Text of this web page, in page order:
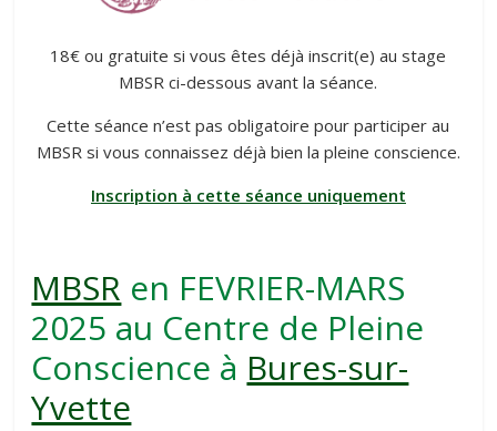
18€ ou gratuite si vous êtes déjà inscrit(e) au stage
MBSR ci-dessous avant la séance.
Cette séance n’est pas obligatoire pour participer au
MBSR si vous connaissez déjà bien la pleine conscience.
Inscription à cette séance uniquement
MBSR en FEVRIER-MARS
2025 au Centre de Pleine
Conscience à Bures-sur-
Yvette